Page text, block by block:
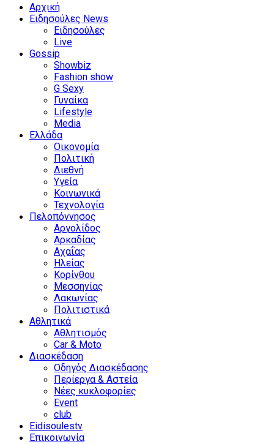
Αρχική
Ειδησούλες News
Ειδησούλες
Live
Gossip
Showbiz
Fashion show
G Sexy
Γυναίκα
Lifestyle
Media
Ελλάδα
Οικονομία
Πολιτική
Διεθνή
Υγεία
Κοινωνικά
Τεχνολογία
Πελοπόννησος
Αργολίδος
Αρκαδίας
Αχαΐας
Ηλείας
Κορίνθου
Μεσσηνίας
Λακωνίας
Πολιτιστικά
Αθλητικά
Αθλητισμός
Car & Moto
Διασκέδαση
Οδηγός Διασκέδασης
Περίεργα & Αστεία
Νέες κυκλοφορίες
Event
club
Eidisoulestv
Επικοινωνία